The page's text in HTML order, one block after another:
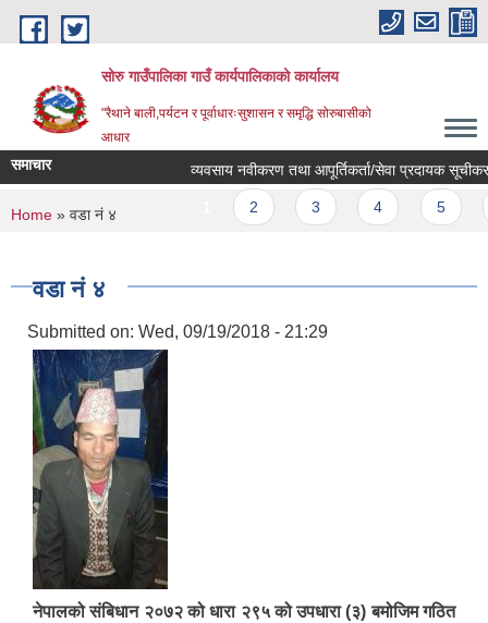
Skip to main content
सोरु गाउँपालिका गाउँ कार्यपालिकाको कार्यालय
"रैथाने बाली,पर्यटन र पूर्वाधारःसुशासन र समृद्धि सोरुबासीको
आधार
समाचार व्यवसाय नवीकरण तथा आपूर्तिकर्ता/सेवा प्रदायक
Pages
You are here
Home » वडा नं ४
वडा नं ४
Submitted on: Wed, 09/19/2018 - 21:29
नेपालको संबिधान २०७२ को धारा २९५ को उपधारा (३) बमोजिम गठित